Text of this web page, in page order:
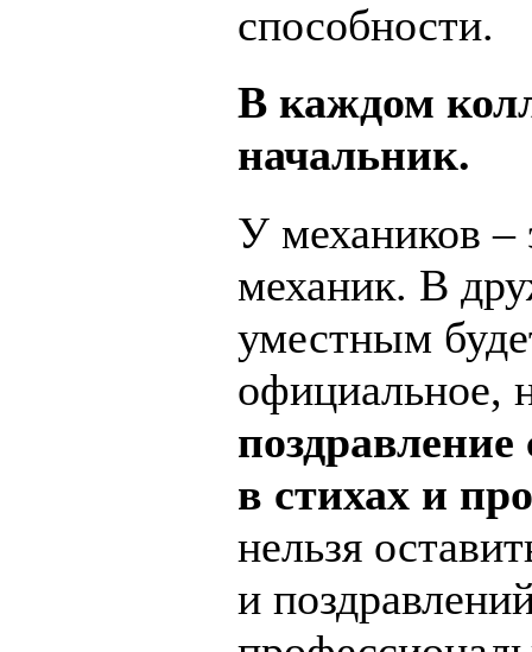
способности.
В каждом
начальник.
У механиков –
механик. В
уместным
официальное,
в стихах и
нельзя
и